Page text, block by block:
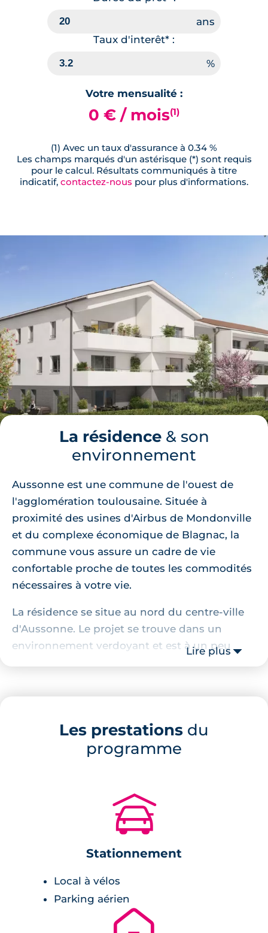
Taux d'interêt* :
Votre mensualité :
0 € / mois(1)
(1) Avec un taux d'assurance à 0.34 %
Les champs marqués d'un astérisque (*) sont requis
pour le calcul. Résultats communiqués à titre
indicatif, contactez-nous pour plus d'informations.
La résidence& son
environnement
Aussonne est une commune de l'ouest de
l'agglomération toulousaine. Située à
proximité des usines d'Airbus de Mondonville
et du complexe économique de Blagnac, la
commune vous assure un cadre de vie
confortable proche de toutes les commodités
nécessaires à votre vie.
La résidence se situe au nord du centre-ville
d'Aussonne. Le projet se trouve dans un
environnement verdoyant et est à un peu
commerces de proximité ainsi que de
Descriptif de la résidence
3 pièces. Tous sont intégrés au sein de
bâtiments en R+2, dont les lignes
architecturales sont relativement
contemporaines et modernes. Elles
Prestations du bien neuf
Lire plus
Les prestations du
programme
🚗
Stationnement
Local à vélos
Parking aérien